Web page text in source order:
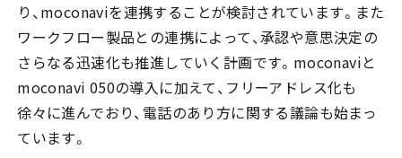
り、moconaviを連携することが検討されています。また
ワークフロー製品との連携によって、承認や意思決定の
さらなる迅速化も推進していく計画です。moconaviと
moconavi 050の導入に加えて、フリーアドレス化も
徐々に進んでおり、電話のあり方に関する議論も始まっ
ています。